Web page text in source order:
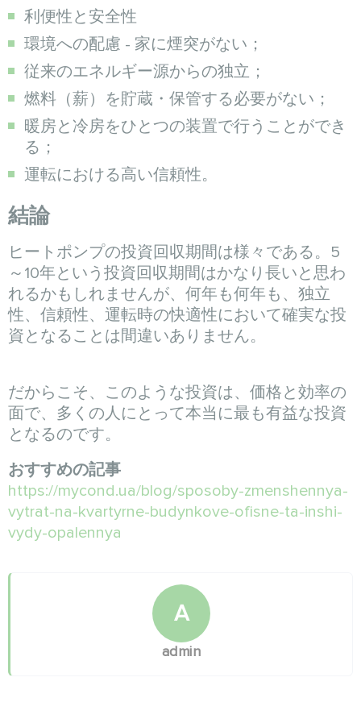
利便性と安全性
環境への配慮 - 家に煙突がない；
従来のエネルギー源からの独立；
燃料（薪）を貯蔵・保管する必要がない；
暖房と冷房をひとつの装置で行うことができ
る；
運転における高い信頼性。
結論
ヒートポンプの投資回収期間は様々である。5
～10年という投資回収期間はかなり長いと思わ
れるかもしれませんが、何年も何年も、独立
性、信頼性、運転時の快適性において確実な投
資となることは間違いありません。
だからこそ、このような投資は、価格と効率の
面で、多くの人にとって本当に最も有益な投資
となるのです。
おすすめの記事
https://mycond.ua/blog/sposoby-zmenshennya-
vytrat-na-kvartyrne-budynkove-ofisne-ta-inshi-
vydy-opalennya
A
admin